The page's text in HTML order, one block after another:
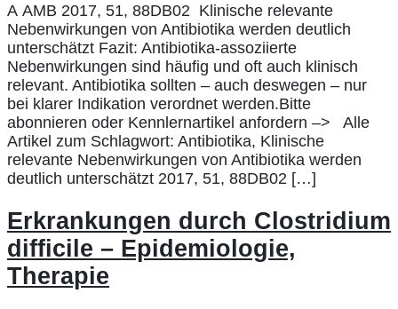
A AMB 2017, 51, 88DB02 Klinische relevante
Nebenwirkungen von Antibiotika werden deutlich
unterschätzt Fazit: Antibiotika-assoziierte
Nebenwirkungen sind häufig und oft auch klinisch
relevant. Antibiotika sollten – auch deswegen – nur
bei klarer Indikation verordnet werden.Bitte
abonnieren oder Kennlernartikel anfordern –> Alle
Artikel zum Schlagwort: Antibiotika, Klinische
relevante Nebenwirkungen von Antibiotika werden
deutlich unterschätzt 2017, 51, 88DB02 […]
Erkrankungen durch Clostridium
difficile – Epidemiologie,
Therapie